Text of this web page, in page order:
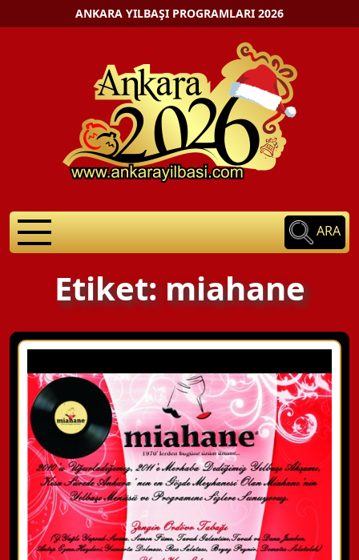
ANKARA YILBAŞI PROGRAMLARI 2026
ARA
Etiket: miahane